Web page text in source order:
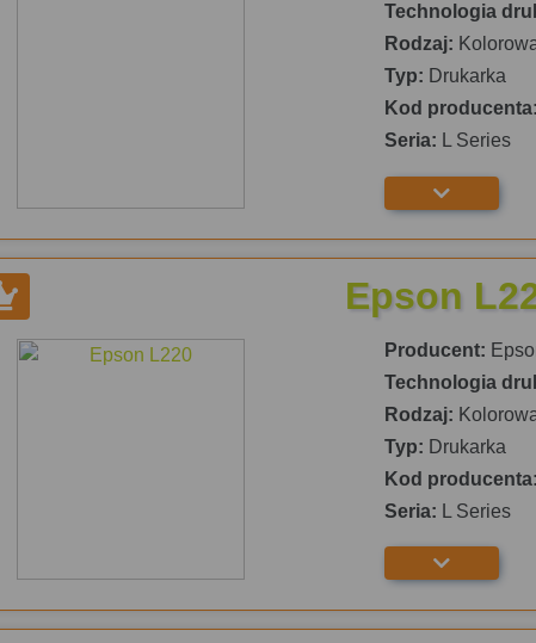
Technologia
Rodzaj:
Typ: Drukarka
Kod producenta:
Seria: L Series
Epson
Producent:
Technologia
Rodzaj:
Typ: Drukarka
Kod producenta:
Seria: L Series